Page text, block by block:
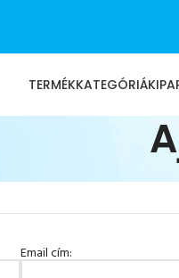
TERMÉKKATEGÓRIÁK
Email cím: